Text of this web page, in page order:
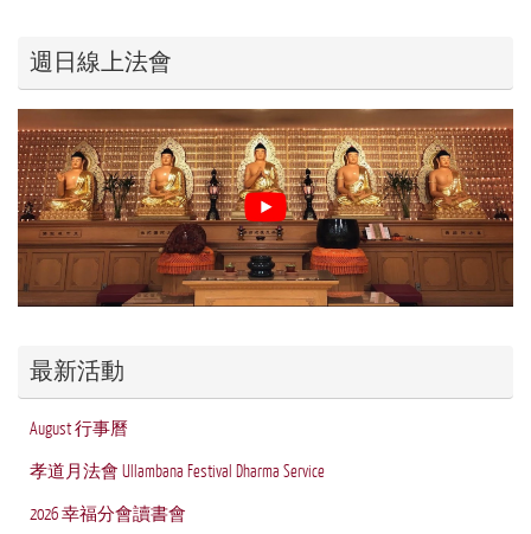
週日線上法會
最新活動
August 行事曆
孝道月法會 Ullambana Festival Dharma Service
2026 幸福分會讀書會